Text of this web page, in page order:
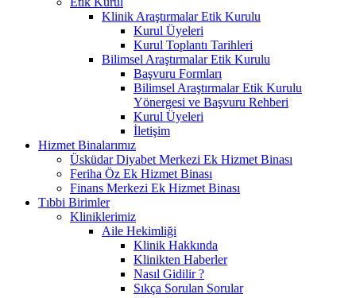
Klinik Araştırmalar Etik Kurulu
Kurul Üyeleri
Kurul Toplantı Tarihleri
Bilimsel Araştırmalar Etik Kurulu
Başvuru Formları
Bilimsel Araştırmalar Etik Kurulu
Yönergesi ve Başvuru Rehberi
Kurul Üyeleri
İletişim
Hizmet Binalarımız
Üsküdar Diyabet Merkezi Ek Hizmet Binası
Feriha Öz Ek Hizmet Binası
Finans Merkezi Ek Hizmet Binası
Tıbbi Birimler
Kliniklerimiz
Aile Hekimliği
Klinik Hakkında
Klinikten Haberler
Nasıl Gidilir ?
Sıkça Sorulan Sorular